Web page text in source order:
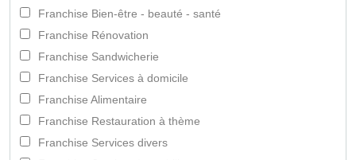
Franchise Bien-être - beauté - santé
Franchise Rénovation
Franchise Sandwicherie
Franchise Services à domicile
Franchise Alimentaire
Franchise Restauration à thème
Franchise Services divers